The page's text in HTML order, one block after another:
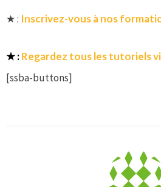
★ : Inscrivez-vous à nos
★ :Regardez tous les tutoriels
[ssba-buttons]